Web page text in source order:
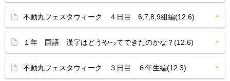
不動丸フェスタウィーク ４日目 6,7,8,9組編(12.6)
１年 国語 漢字はどうやってできたのかな？(12.6)
不動丸フェスタウィーク ３日目 ６年生編(12.3)